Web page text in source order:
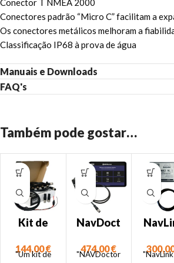
Conector T NMEA 2000
Conectores padrão “Micro C” facilitam a
Os conectores metálicos melhoram a
Classificação IP68 à prova de água
Manuais e Downloads
FAQ's
Também pode gostar…
Kit de
m NMEA
144,00€
"Um kit de
NavDoct
Instrume
474,00€
"NAVDoctor